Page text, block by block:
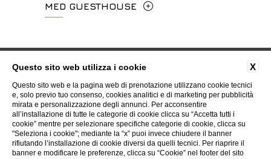
info.vf@fhhotelgroup.it
booking.vf@fhhotelgroup.it
P.Iva 00434210480
info.meh@fhhotelgroup.it
P.Iva 0043421 048 0
+39 055 660241
info.ghm@fhhotelgroup.it
booking.ghm@fhhotelgroup.it
P.Iva 00434210480
MED GUESTHOUSE
+39 055 0692847
booking.mgh@fhhotelgroup.it
P.Iva 00434210480
Privacy Cookie Dati societari
Lavora con Noi
Contatti Whistleblowing Accessibilità
WEBSITE BY BLASTNESS
X
Questo sito web utilizza i cookie
Questo sito web e la pagina web di prenotazione utilizzano cookie tecnici
e, solo previo tuo consenso, cookies analitici e di marketing per pubblicità
mirata e personalizzazione degli annunci. Per acconsentire
all’installazione di tutte le categorie di cookie clicca su “Accetta tutti i
cookie” mentre per selezionare specifiche categorie di cookie, clicca su
"Seleziona i cookie"; mediante la “x” puoi invece chiudere il banner
rifiutando l’installazione di cookie diversi da quelli tecnici. Per riaprire il
banner e modificare le preferenze, clicca su “Cookie” nel footer del sito